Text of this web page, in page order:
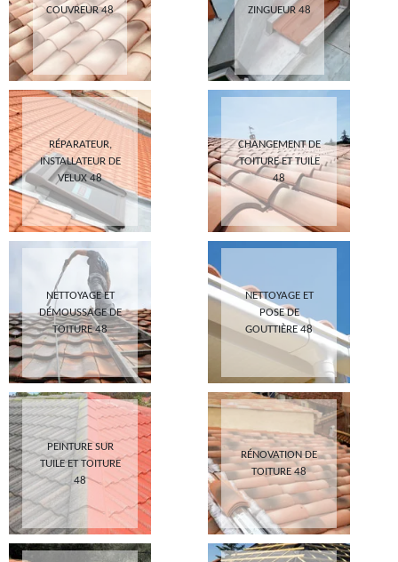
COUVREUR 48 ZINGUEUR 48
RÉPARATEUR,
INSTALLATEUR DE
VELUX 48
CHANGEMENT DE
TOITURE ET TUILE
48
NETTOYAGE ET
DÉMOUSSAGE DE
TOITURE 48
NETTOYAGE ET
POSE DE
GOUTTIÈRE 48
PEINTURE SUR
TUILE ET TOITURE
48
RÉNOVATION DE
TOITURE 48